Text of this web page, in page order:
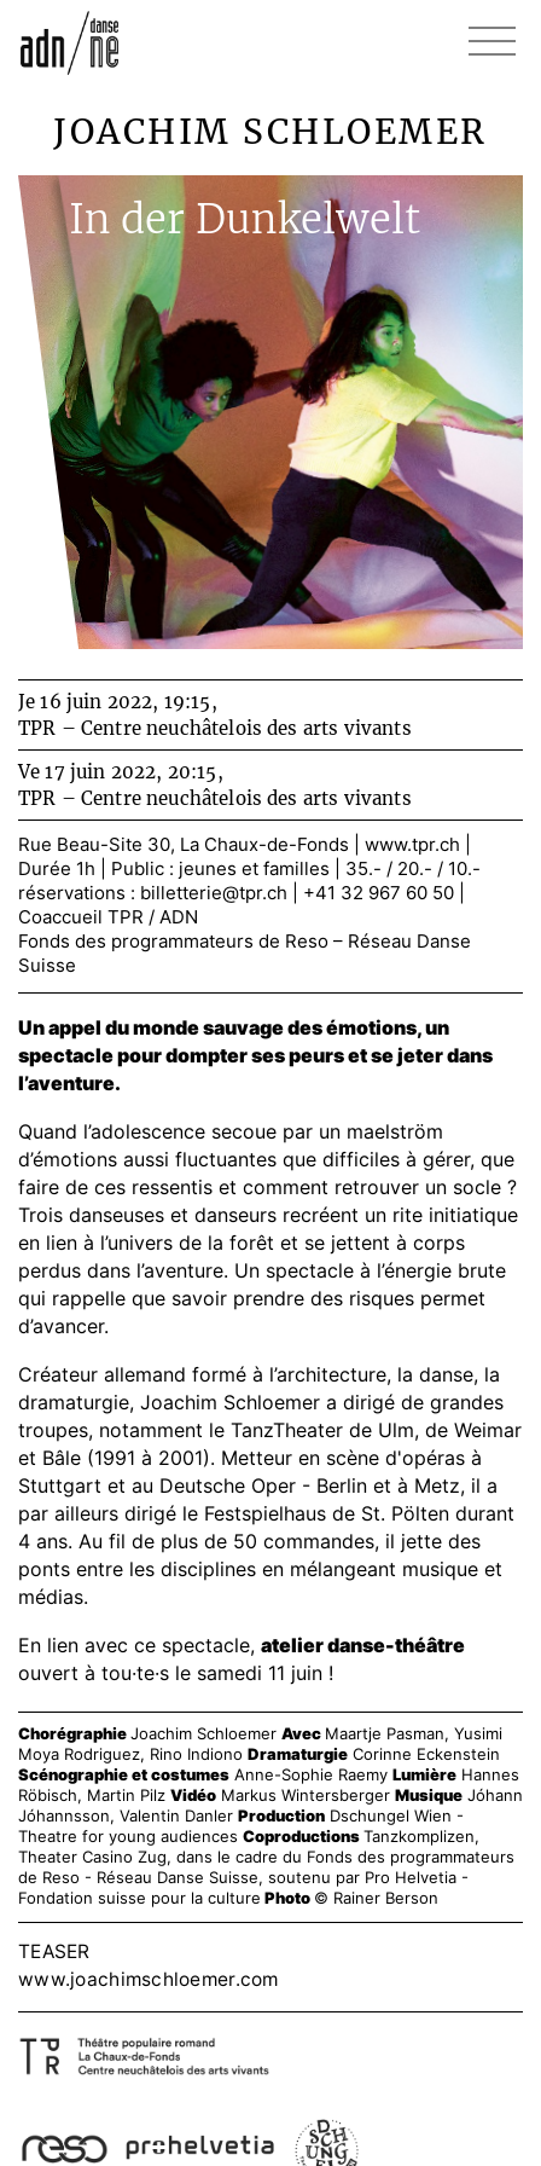
JOACHIM SCHLOEMER
In der Dunkelwelt
Je 16 juin 2022, 19:15,
TPR – Centre neuchâtelois des arts vivants
Ve 17 juin 2022, 20:15,
TPR – Centre neuchâtelois des arts vivants
Rue Beau-Site 30, La Chaux-de-Fonds | www.tpr.ch
Durée 1h | Public : jeunes et familles | 35.- / 20.- / 10.-
réservations : billetterie@tpr.ch | +41 32 967 60 50 |
Coaccueil TPR / ADN
Fonds des programmateurs de Reso – Réseau Danse
Suisse
Un appel du monde sauvage des émotions, un
spectaclepourdomptersespeurs et se jeter dans
l’aventure.
Quand l’adolescence secoue par un maelström
d’émotions aussi fluctuantes que difficiles à gérer, que
faire de ces ressentis et comment retrouver un socle ?
Trois danseuses et danseurs recréent un rite initiatique
en lien à l’univers de la forêt et se jettent à corps
perdus dans l’aventure. Un spectacle à l’énergie brute
qui rappelle que savoir prendre des risques permet
d’avancer.
Créateur allemand formé à l’architecture, la danse, la
dramaturgie, Joachim Schloemer a dirigé de grandes
troupes, notamment le TanzTheater de Ulm, de Weimar
et Bâle (1991 à 2001). Metteur en scène d'opéras à
Stuttgart et au Deutsche Oper - Berlin et à Metz, il a
par ailleurs dirigé le Festspielhaus de St. Pölten durant
4 ans. Au fil de plus de 50 commandes, il jette des
ponts entre les disciplines en mélangeant musique et
médias.
En lien avec ce spectacle, atelier danse-théâtre
ouvert à tou·te·s le samedi 11 juin !
ChorégraphieJoachim Schloemer Avec Maartje Pasman, Yusimi
Moya Rodriguez, Rino Indiono Dramaturgie Corinne Eckenstein
Scénographie et costumes Anne-Sophie Raemy Lumière Hannes
Röbisch, Martin Pilz Vidéo Markus Wintersberger Musique Jóhann
Jóhannsson, Valentin Danler Production Dschungel Wien -
Theatre for young audiences CoproductionsTanzkomplizen,
Theater Casino Zug, dans le cadre du Fonds des programmateurs
de Reso - Réseau Danse Suisse, soutenu par Pro Helvetia -
Fondation suisse pour la culture Photo © Rainer Berson
TEASER
www.joachimschloemer.com